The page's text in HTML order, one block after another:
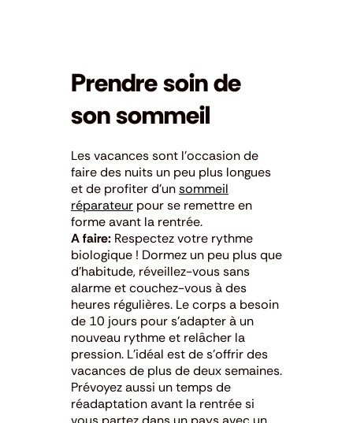
Prendre soin de
son sommeil
Les vacances sont l’occasion de
faire des nuits un peu plus longues
et de profiter d’unsommeil
réparateur pour se remettre en
forme avant la rentrée.
A faire: Respectez votre rythme
biologique ! Dormez un peu plus que
d’habitude, réveillez-vous sans
alarme et couchez-vous à des
heures régulières. Le corps a besoin
de 10 jours pour s’adapter à un
nouveau rythme et relâcher la
pression. L’idéal est de s’offrir des
vacances de plus de deux semaines.
Prévoyez aussi un temps de
réadaptation avant la rentrée si